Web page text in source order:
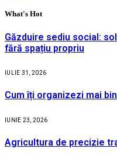
What's Hot
Găzduire sediu social:
fără spațiu propriu
IULIE 31, 2026
Cum îți organizezi mai
IUNIE 23, 2026
Agricultura de precizie